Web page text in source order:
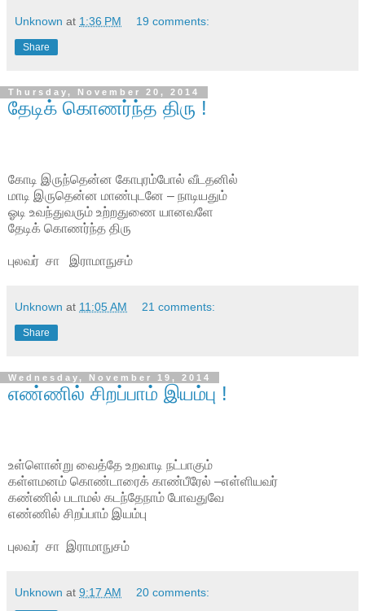
Unknown at 1:36 PM 19 comments:
Share
Thursday, November 20, 2014
தேடிக் கொணர்ந்த திரு !
கோடி இருந்தென்ன கோபுரம்போல் வீடதனில்
மாடி இருதென்ன மாண்புடனே – நாடியதும்
ஓடி உவந்துவரும் உற்றதுணை யானவளே
தேடிக் கொணர்ந்த திரு
புலவர் சா இராமாநுசம்
Unknown at 11:05 AM 21 comments:
Share
Wednesday, November 19, 2014
எண்ணில் சிறப்பாம் இயம்பு !
உள்ளொன்று வைத்தே உறவாடி நட்பாகும்
கள்ளமனம் கொண்டாரைக் காண்பீரேல் –எள்ளியவர்
கண்ணில் படாமல் கடந்தேநாம் போவதுவே
எண்ணில் சிறப்பாம் இயம்பு
புலவர் சா இராமாநுசம்
Unknown at 9:17 AM 20 comments: